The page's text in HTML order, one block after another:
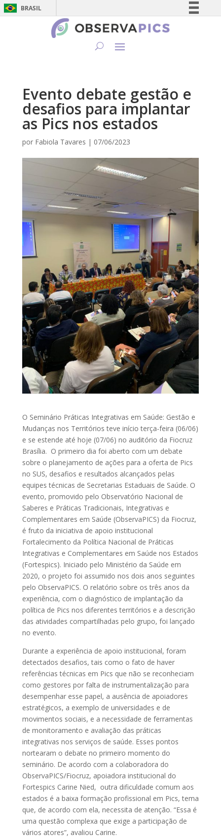
BRASIL
Simplifique!
Canais
Evento debate gestão e
desafios para implantar
as Pics nos estados
por Fabiola Tavares | 07/06/2023
O Seminário Práticas Integrativas em Saúde: Gestão e
Mudanças nos Territórios teve início terça-feira (06/06)
e se estende até hoje (07/06) no auditório da Fiocruz
Brasília. O primeiro dia foi aberto com um debate
sobre o planejamento de ações para a oferta de Pics
no SUS, desafios e resultados alcançados pelas
equipes técnicas de Secretarias Estaduais de Saúde. O
evento, promovido pelo Observatório Nacional de
Saberes e Práticas Tradicionais, Integrativas e
Complementares em Saúde (ObservaPICS) da Fiocruz,
é fruto da iniciativa de apoio institucional
Fortalecimento da Política Nacional de Práticas
Integrativas e Complementares em Saúde nos Estados
(Fortespics). Iniciado pelo Ministério da Saúde em
2020, o projeto foi assumido nos dois anos seguintes
pelo ObservaPICS. O relatório sobre os três anos da
experiência, com o diagnóstico de implantação da
política de Pics nos diferentes territórios e a descrição
das atividades compartilhadas pelo grupo, foi lançado
no evento.
Durante a experiência de apoio institucional, foram
detectados desafios, tais como o fato de haver
referências técnicas em Pics que não se reconheciam
como gestores por falta de instrumentalização para
desempenhar esse papel, a ausência de apoiadores
estratégicos, a exemplo de universidades e de
movimentos sociais, e a necessidade de ferramentas
de monitoramento e avaliação das práticas
integrativas nos serviços de saúde. Esses pontos
nortearam o debate no primeiro momento do
seminário. De acordo com a colaboradora do
ObservaPICS/Fiocruz, apoiadora institucional do
Fortespics Carine Nied, outra dificuldade comum aos
estados é a baixa formação profissional em Pics, tema
que, de acordo com ela, necessita de atenção. “Essa é
uma questão complexa que exige a participação de
vários atores”, avaliou Carine.